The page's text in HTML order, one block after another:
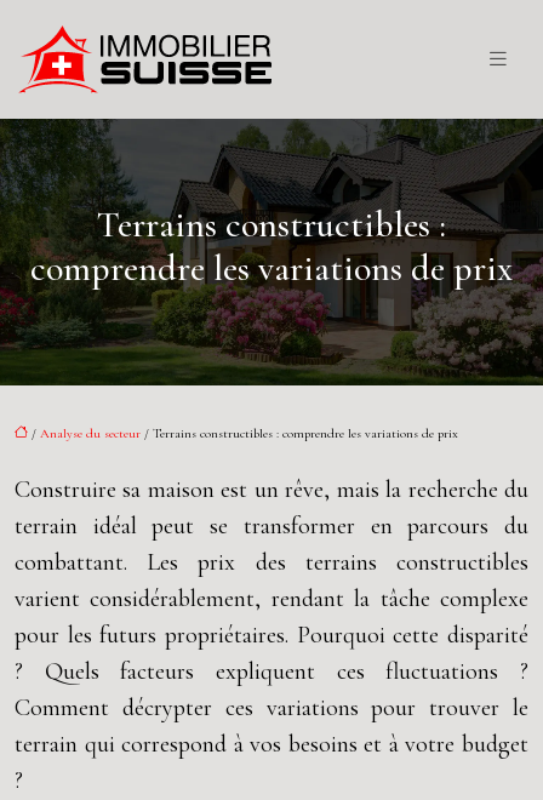
Terrains constructibles :
comprendre les variations de prix
/ Analyse du secteur / Terrains constructibles : comprendre les variations de prix
Construire sa maison est un rêve, mais la recherche du
terrain idéal peut se transformer en parcours du
combattant. Les prix des terrains constructibles
varient considérablement, rendant la tâche complexe
pour les futurs propriétaires. Pourquoi cette disparité
? Quels facteurs expliquent ces fluctuations ?
Comment décrypter ces variations pour trouver le
terrain qui correspond à vos besoins et à votre budget
?